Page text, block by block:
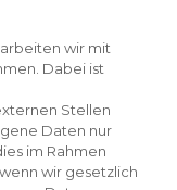
wir mit
Dabei ist
Stellen
Daten nur
im Rahmen
wir gesetzlich